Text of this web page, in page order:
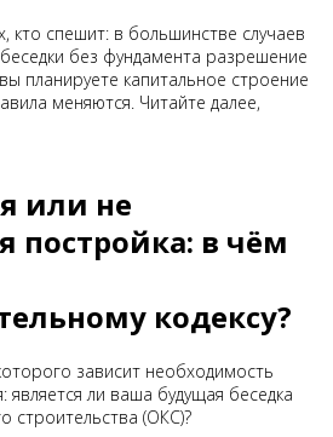
кто спешит: в большинстве случаев
без фундамента разрешение
планируете капитальное строение
меняются. Читайте далее,
или не
постройка: в чём
кодексу?
зависит необходимость
является ли ваша будущая беседка
строительства (ОКС)?